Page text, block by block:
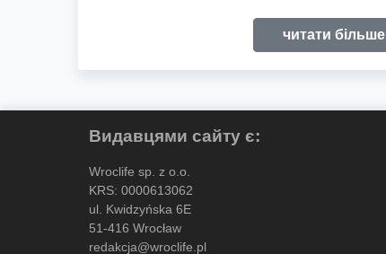
читати більше
Видавцями сайту є:
Wroclife sp. z o.o.
KRS: 0000613062
ul. Kwidzyńska 6E
51-416 Wrocław
redakcja@wroclife.pl